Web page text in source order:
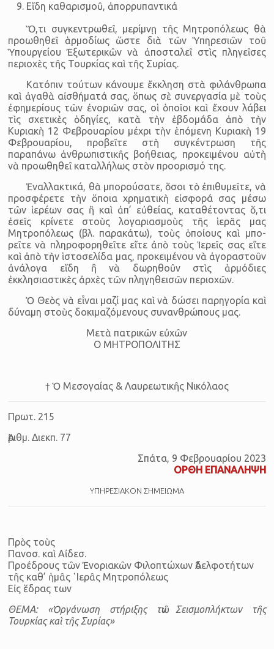
Εἴδη καθαρισμοῦ, ἀπορρυπαντικά
Ὅ,τι συγκεντρωθεῖ, μερίμνῃ τῆς Μητροπόλεως θὰ
προωθηθεῖ ἁρμοδίως ὥστε διὰ τῶν Ὑπηρεσιῶν τοῦ
Ὑπουργείου Ἐξωτερικῶν νὰ ἀποσταλεῖ στὶς πληγεῖσες
περιοχὲς τῆς Τουρκίας καὶ τῆς Συρίας.
Κατόπιν τούτων κάνουμε ἔκκληση στὰ φιλάνθρωπα
καὶ ἀγαθὰ αἰσθή­ματά σας, ὅπως σὲ συνεργασία μὲ τοὺς
ἐφημερίους τῶν ἐνοριῶν σας, οἱ ὁποῖοι καὶ ἔχουν λάβει
τὶς σχετικὲς ὁδηγίες, κατὰ τὴν ἑβδομάδα ἀπὸ τὴν
Κυριακὴ 12 Φεβρουαρίου μέχρι τὴν ἑπόμενη Κυριακὴ 19
Φεβρουαρίου, προβεῖτε στὴ συγκέντρωση τῆς
παραπάνω ἀνθρωπιστικῆς βοήθειας, προκειμένου αὐτὴ
νὰ προωθηθεῖ καταλ­λήλως στὸν προορισμό της.
Ἐναλλακτικά, θὰ μπορούσατε, ὅσοι τὸ ἐπιθυμεῖτε, νὰ
προσφέρετε τὴν ὅποια χρηματικὴ εἰσφορά σας μέσω
τῶν ἱερέων σας ἢ καὶ ἀπ’ εὐθείας, κατα­θέτοντας ὅ,τι
ἐσεῖς κρίνετε στοὺς λογαριασμοὺς τῆς ἱερᾶς μας
Μητροπόλεως (βλ. παρακάτω), τοὺς ὁ­ποί­ους καὶ μπο­
ρεῖτε νὰ πλη­ρο­φο­ρη­θεῖτε εἴτε ἀπὸ τοὺς Ἱε­ρεῖς σας εἴτε
καὶ ἀπὸ τὴν ἱ­στο­σε­λίδα μας, προκειμένου νὰ ἀγοραστοῦν
ἀνάλογα εἴδη ἢ νὰ δωρηθοῦν στὶς ἁρμόδιες
ἐκκλησιαστικὲς ἀρχὲς τῶν πληγη­θεισῶν περιοχῶν.
Ὁ Θεὸς νὰ εἶ­ναι μαζί μας καὶ νὰ δώσει παρηγορία καὶ
δύναμη στοὺς δοκιμαζόμενους συνανθρώπους μας.
Μετὰ πατρικῶν εὐχῶν
Ο ΜΗΤΡΟΠΟΛΙΤΗΣ
† Ὁ Μεσογαίας & Λαυρεωτικῆς Νικόλαος
Πρωτ. 215
Ἀριθμ. Διεκπ. 77
Σπάτα, 9 Φεβρουαρίου 2023
ΟΡΘΗ ΕΠΑΝΑΛΗΨΗ
ΥΠΗΡΕΣΙΑΚΟΝ ΣΗΜΕΙΩΜΑ
Πρὸς τοὺς
Πανοσ. καὶ Αἰδεσ.
Προέδρους τῶν Ἐνοριακῶν Φιλοπτώχων Ἀδελφοτήτων
τῆς καθ’ ἡ­μᾶς ῾Ι­ε­ρᾶς Μη­τρο­πό­λεως
Εἰς ἕδρας των
ΘΕΜΑ: «Ὀργάνωση στή­ριξης τῶν Σεισμοπλήκτων τῆς
Τουρκίας καὶ τῆς Συρίας»